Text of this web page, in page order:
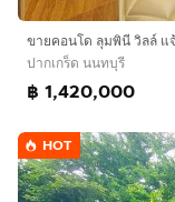
ปากเกร็ด นนทบุรี
฿ 1,420,000
HOT